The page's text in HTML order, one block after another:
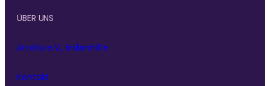
ÜBER UNS
Amrita e.V., Indienhilfe
Kontakt